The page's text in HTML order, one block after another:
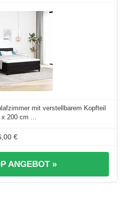
mit verstellbarem Kopfteil
200 cm ...
€
ANGEBOT »